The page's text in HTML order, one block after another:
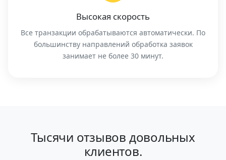
Высокая скорость
Все транзакции обрабатываются автоматически. По
большинству направлений обработка заявок
занимает не более 30 минут.
Тысячи отзывов довольных
клиентов.